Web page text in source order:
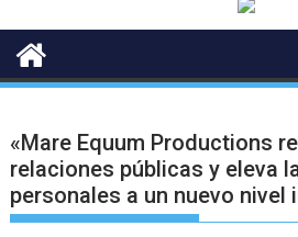
«Mare Equum Productions
relaciones públicas y eleva
personales a un nuevo nivel